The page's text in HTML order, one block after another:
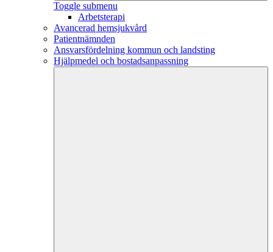
Toggle submenu
Arbetsterapi
Avancerad hemsjukvård
Patientnämnden
Ansvarsfördelning kommun och landsting
Hjälpmedel och bostadsanpassning